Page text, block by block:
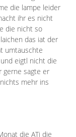
die lampe leider
ihr es nicht
die nicht so
das iat der
umtauschte
eigtl nicht die
gerne sagte er
mehr ins
die ATi die